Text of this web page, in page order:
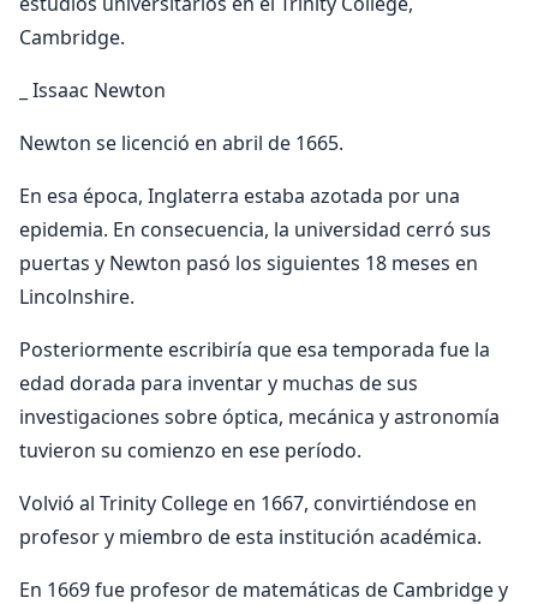
Cambridge.
_ Issaac Newton
Newton se licenció en abril de 1665.
En esa época, Inglaterra estaba azotada por una
epidemia. En consecuencia, la universidad cerró sus
puertas y Newton pasó los siguientes 18 meses en
Lincolnshire.
Posteriormente escribiría que esa temporada fue la
edad dorada para inventar y muchas de sus
investigaciones sobre óptica, mecánica y astronomía
tuvieron su comienzo en ese período.
Volvió al Trinity College en 1667, convirtiéndose en
profesor y miembro de esta institución académica.
En 1669 fue profesor de matemáticas de Cambridge y